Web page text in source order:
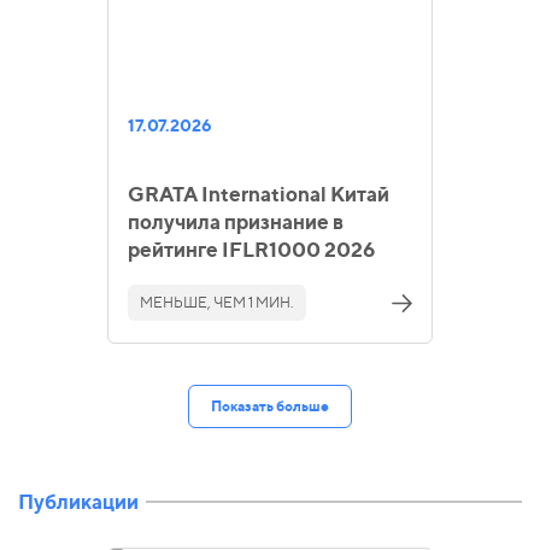
17.07.2026
GRATA International Китай
получила признание в
рейтинге IFLR1000 2026
МЕНЬШЕ, ЧЕМ 1 МИН.
Показать больше
Публикации